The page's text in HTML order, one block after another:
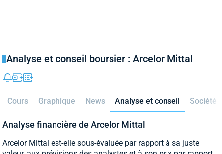
Analyse et conseil boursier : Arcelor Mittal
Cours Graphique News Analyse et conseil Société
Analyse financière de Arcelor Mittal
Arcelor Mittal est-elle sous-évaluée par rapport à sa juste